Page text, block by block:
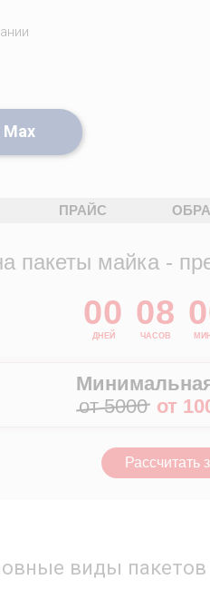
Max
ПРАЙС
пакеты майка -
00
ДНЕЙ
08
ЧАСОВ
от 5000 от
Рассчитать
виды